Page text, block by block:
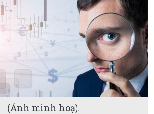
(Ảnh minh hoạ).